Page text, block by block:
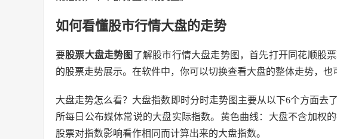
如何看懂股市行情大盘的走势
要股票大盘走势图 了解股市行情大盘走势图，首先打开同花顺股
的股票走势展示。在软件中，你可以切换查看大盘的整体走势，也
大盘走势怎么看？大盘指数即时分时走势图主要从以下6个方面去
所每日公布媒体常说的大盘实际指数。黄色曲线：大盘不含加权
股票对指数影响看作相同而计算出来的大盘指数。